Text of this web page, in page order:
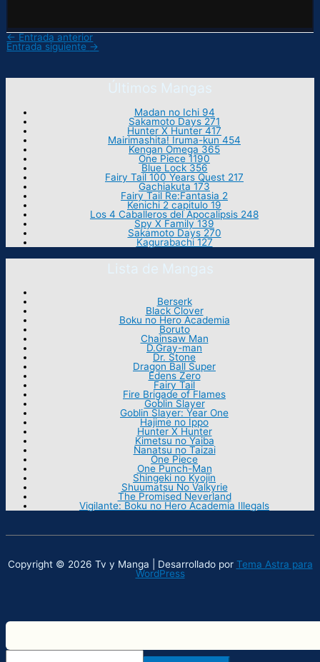
← Entrada anterior
Entrada siguiente →
Últimos Mangas
Madan no Ichi 94
Sakamoto Days 271
Hunter X Hunter 417
Mairimashita! Iruma-kun 454
Kengan Omega 365
One Piece 1190
Blue Lock 356
Fairy Tail 100 Years Quest 217
Gachiakuta 173
Fairy Tail Re:Fantasia 2
Kenichi 2 capitulo 19
Los 4 Caballeros del Apocalipsis 248
Spy X Family 139
Sakamoto Days 270
Kagurabachi 127
Lista de Mangas
Berserk
Black Clover
Boku no Hero Academia
Boruto
Chainsaw Man
D.Gray-man
Dr. Stone
Dragon Ball Super
Edens Zero
Fairy Tail
Fire Brigade of Flames
Goblin Slayer
Goblin Slayer: Year One
Hajime no Ippo
Hunter X Hunter
Kimetsu no Yaiba
Nanatsu no Taizai
One Piece
One Punch-Man
Shingeki no Kyojin
Shuumatsu No Valkyrie
The Promised Neverland
Vigilante: Boku no Hero Academia Illegals
Copyright © 2026 Tv y Manga | Desarrollado por Tema Astra para
WordPress